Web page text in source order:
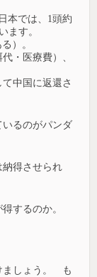
本では、1頭約
ます。
）。
・医療費）、
中国に返還さ
いるのがパンダ
得させられ
するのか。
ましょう。 も